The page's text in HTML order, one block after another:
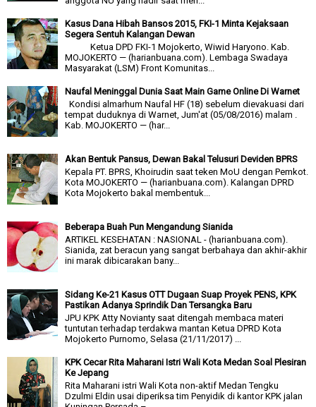
Kasus Dana Hibah Bansos 2015, FKI-1 Minta Kejaksaan
Segera Sentuh Kalangan Dewan
Ketua DPD FKI-1 Mojokerto, Wiwid Haryono. Kab.
MOJOKERTO — (harianbuana.com). Lembaga Swadaya
Masyarakat (LSM) Front Komunitas...
Naufal Meninggal Dunia Saat Main Game Online Di Warnet
Kondisi almarhum Naufal HF (18) sebelum dievakuasi dari
tempat duduknya di Warnet, Jum'at (05/08/2016) malam .
Kab. MOJOKERTO — (har...
Akan Bentuk Pansus, Dewan Bakal Telusuri Deviden BPRS
Kepala PT. BPRS, Khoirudin saat teken MoU dengan Pemkot.
Kota MOJOKERTO — (harianbuana.com). Kalangan DPRD
Kota Mojokerto bakal membentuk...
Beberapa Buah Pun Mengandung Sianida
ARTIKEL KESEHATAN : NASIONAL - (harianbuana.com).
Sianida, zat beracun yang sangat berbahaya dan akhir-akhir
ini marak dibicarakan bany...
Sidang Ke-21 Kasus OTT Dugaan Suap Proyek PENS, KPK
Pastikan Adanya Sprindik Dan Tersangka Baru
JPU KPK Atty Novianty saat ditengah membaca materi
tuntutan terhadap terdakwa mantan Ketua DPRD Kota
Mojokerto Purnomo, Selasa (21/11/2017) ...
KPK Cecar Rita Maharani Istri Wali Kota Medan Soal Plesiran
Ke Jepang
Rita Maharani istri Wali Kota non-aktif Medan Tengku
Dzulmi Eldin usai diperiksa tim Penyidik di kantor KPK jalan